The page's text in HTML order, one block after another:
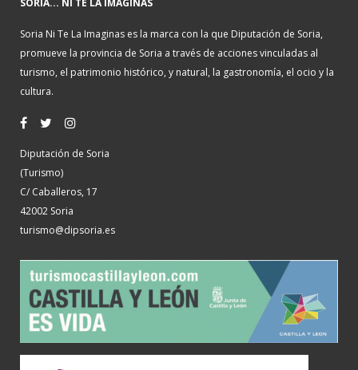
SORIA... NI TE LA IMAGINAS
Soria Ni Te La Imaginas es la marca con la que Diputación de Soria,
promueve la provincia de Soria a través de acciones vinculadas al
turismo, el patrimonio histórico, y natural, la gastronomía, el ocio y la
cultura.
Diputación de Soria
(Turismo)
C/ Caballeros, 17
42002 Soria
turismo@dipsoria.es